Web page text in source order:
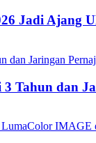
Jadi Ajang
dan Jaringan
Tahun dan
LumaColor